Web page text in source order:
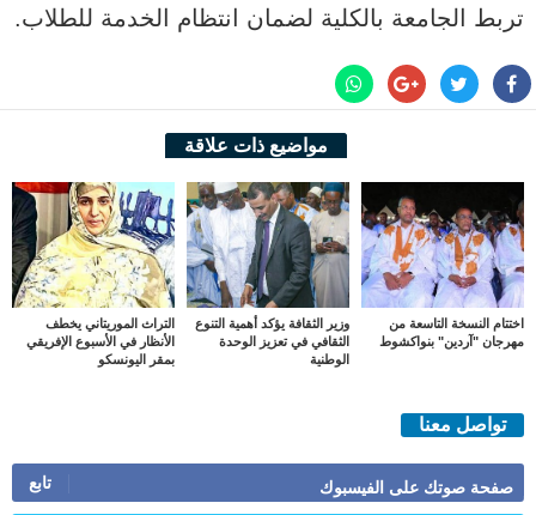
تربط الجامعة بالكلية لضمان انتظام الخدمة للطلاب.
مواضيع ذات علاقة
اختتام النسخة التاسعة من
مهرجان "آردين" بنواكشوط
وزير الثقافة يؤكد أهمية التنوع
الثقافي في تعزيز الوحدة
الوطنية
التراث الموريتاني يخطف
الأنظار في الأسبوع الإفريقي
بمقر اليونسكو
تواصل معنا
صفحة صوتك على الفيسبوك تابع